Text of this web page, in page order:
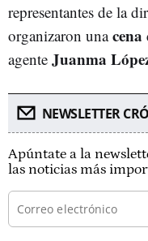
representantes de la
organizaron unacena
agente Juanma
NEWSLETTER
Apúntate a la
las noticias más